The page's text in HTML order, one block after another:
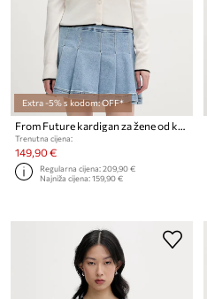
Extra -5% s kodom: OFF*
From Future kardigan za žene od kašmira
Trenutna cijena:
149,90 €
Regularna cijena:209,90 €
Najniža cijena:159,90 €